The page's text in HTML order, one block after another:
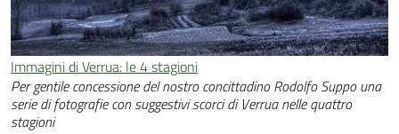
Immagini di Verrua: le 4 stagioni
Per gentile concessione del nostro concittadino Rodolfo Suppo una
serie di fotografie con suggestivi scorci di Verrua nelle quattro
stagioni